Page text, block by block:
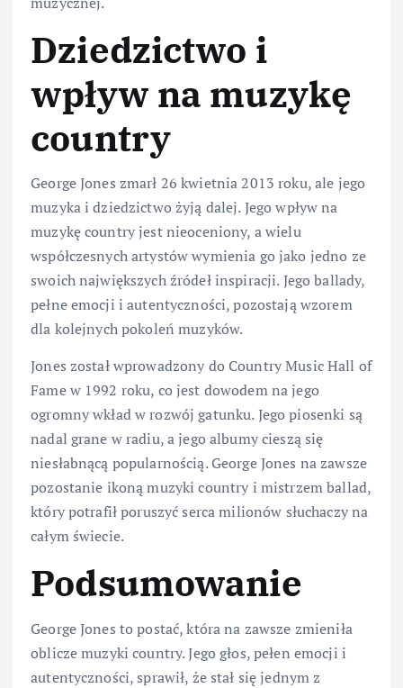
Dziedzictwo i
wpływ na muzykę
country
George Jones zmarł 26 kwietnia 2013 roku, ale jego
muzyka i dziedzictwo żyją dalej. Jego wpływ na
muzykę country jest nieoceniony, a wielu
współczesnych artystów wymienia go jako jedno ze
swoich największych źródeł inspiracji. Jego ballady,
pełne emocji i autentyczności, pozostają wzorem
dla kolejnych pokoleń muzyków.
Jones został wprowadzony do Country Music Hall of
Fame w 1992 roku, co jest dowodem na jego
ogromny wkład w rozwój gatunku. Jego piosenki są
nadal grane w radiu, a jego albumy cieszą się
niesłabnącą popularnością. George Jones na zawsze
pozostanie ikoną muzyki country i mistrzem ballad,
który potrafił poruszyć serca milionów słuchaczy na
całym świecie.
Podsumowanie
George Jones to postać, która na zawsze zmieniła
oblicze muzyki country. Jego głos, pełen emocji i
autentyczności, sprawił, że stał się jednym z